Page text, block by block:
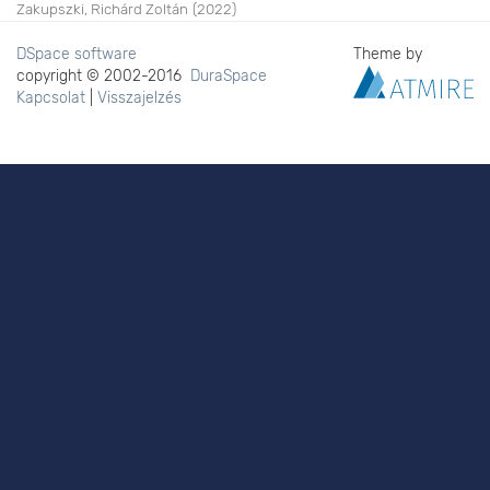
Zakupszki, Richárd Zoltán (2022)
DSpace software
copyright © 2002-2016 DuraSpace
Kapcsolat
Visszajelzés
Theme by